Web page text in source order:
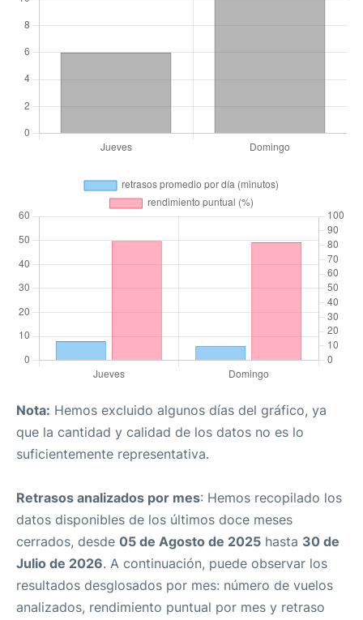
Nota: Hemos excluido algunos días del gráfico, ya
que la cantidad y calidad de los datos no es lo
suficientemente representativa.
Retrasos analizados por mes: Hemos recopilado los
datos disponibles de los últimos doce meses
cerrados, desde 05 de Agosto de 2025 hasta 30 de
Julio de 2026. A continuación, puede observar los
resultados desglosados por mes: número de vuelos
analizados, rendimiento puntual por mes y retraso